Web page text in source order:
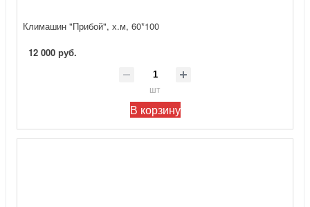
Климашин "Прибой", х.м, 60*100
12 000 руб.
шт
В корзину